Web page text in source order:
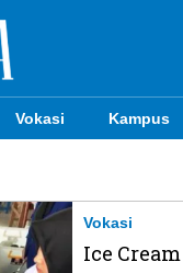
Vokasi Kampus
Vokasi
Ice